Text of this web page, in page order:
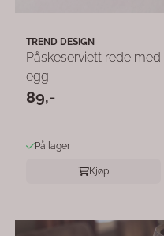
TREND DESIGN
Påskeserviett rede med
egg
89,-
På lager
Kjøp